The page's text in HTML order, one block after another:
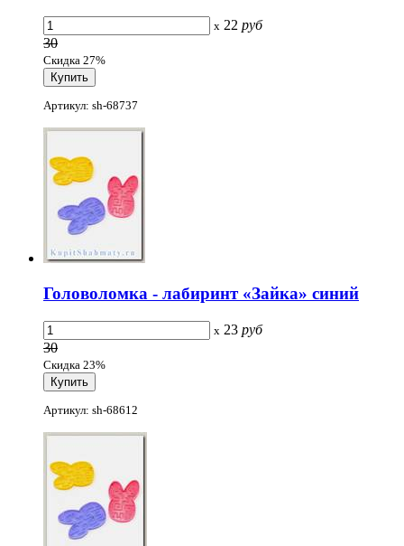
x 22 руб
30
Скидка 27%
Артикул: sh-68737
Головоломка - лабиринт «Зайка» синий
x 23 руб
30
Скидка 23%
Артикул: sh-68612